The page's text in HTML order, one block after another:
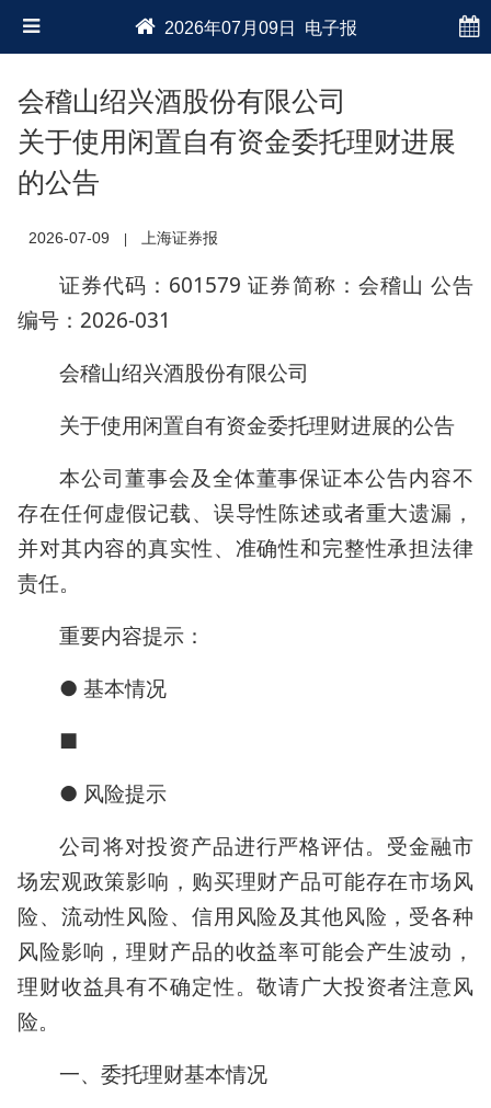
2026年07月09日 电子报
会稽山绍兴酒股份有限公司
关于使用闲置自有资金委托理财进展
的公告
2026-07-09 上海证券报
证券代码：601579 证券简称：会稽山 公告
编号：2026-031
会稽山绍兴酒股份有限公司
关于使用闲置自有资金委托理财进展的公告
本公司董事会及全体董事保证本公告内容不
存在任何虚假记载、误导性陈述或者重大遗漏，
并对其内容的真实性、准确性和完整性承担法律
责任。
重要内容提示：
● 基本情况
■
● 风险提示
公司将对投资产品进行严格评估。受金融市
场宏观政策影响，购买理财产品可能存在市场风
险、流动性风险、信用风险及其他风险，受各种
风险影响，理财产品的收益率可能会产生波动，
理财收益具有不确定性。敬请广大投资者注意风
险。
一、委托理财基本情况